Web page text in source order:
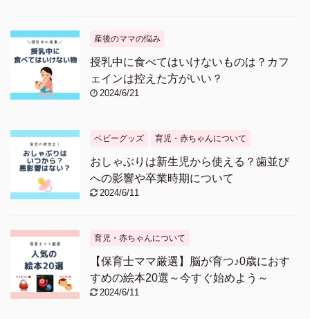
産後のママの悩み
授乳中に食べてはいけないものは？カフ
ェインは控えた方がいい？
2024/6/21
ベビーグッズ 育児・赤ちゃんについて
おしゃぶりは新生児から使える？歯並び
への影響や卒業時期について
2024/6/11
育児・赤ちゃんについて
【保育士ママ厳選】脳が育つ♪0歳におす
すめの絵本20選～今すぐ始めよう～
2024/6/11